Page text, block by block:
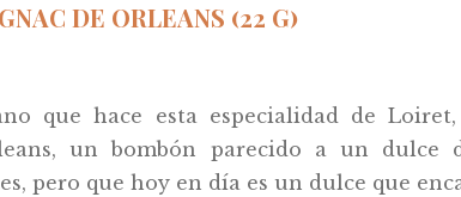
DE ORLEANS (22 G)
que hace esta especialidad de
un bombón parecido a un dulce
pero que hoy en día es un dulce que